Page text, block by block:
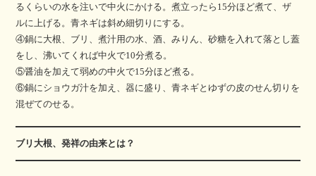
るくらいの水を注いで中火にかける。煮立ったら15分ほど煮て、ザ
ルに上げる。青ネギは斜め細切りにする。
④鍋に大根、ブリ、煮汁用の水、酒、みりん、砂糖を入れて落とし蓋
をし、沸いてくれば中火で10分煮る。
⑤醤油を加えて弱めの中火で15分ほど煮る。
⑥鍋にショウガ汁を加え、器に盛り、青ネギとゆずの皮のせん切りを
混ぜてのせる。
ブリ大根、発祥の由来とは？